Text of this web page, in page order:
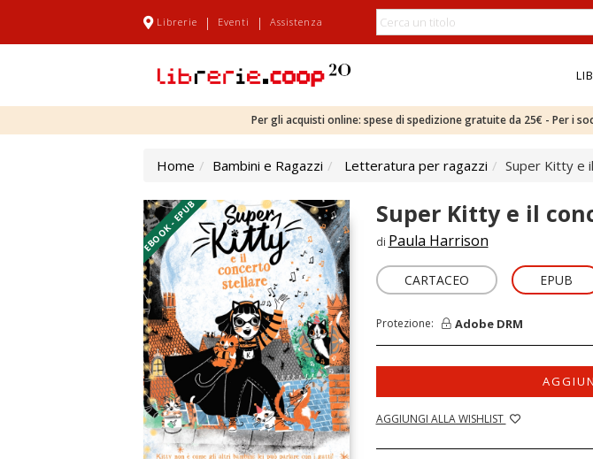
Librerie | Eventi | Assistenza
Per gli acquisti online: spese di spedizione gratuite da 25€ - Per i
Home Bambini e Ragazzi Letteratura per ragazzi Super Kitty e
EBOOK - EPUB Super Kitty e il
di Paula Harrison
CARTACEO EPUB
Protezione: Adobe DRM
AGGIUNGI ALLA WISHLIST